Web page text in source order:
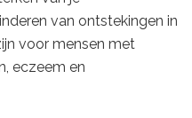
van ontstekingen in
voor mensen met
eczeem en